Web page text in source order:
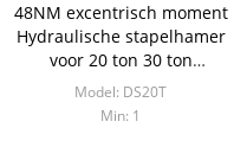
48NM excentrisch moment
Hydraulische stapelhamer
voor 20 ton 30 ton
graafmachine
Model: DS20T
Min: 1